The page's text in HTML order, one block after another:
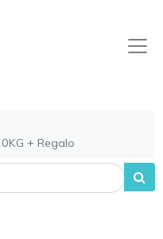
+ Regalo